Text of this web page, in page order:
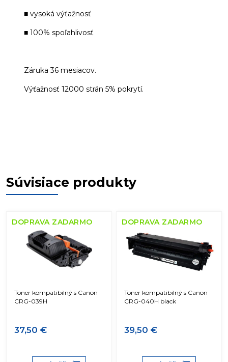
■ vysoká výťažnosť
■ 100% spoľahlivosť
Záruka 36 mesiacov.
Výťažnosť 12000 strán 5% pokrytí.
Súvisiace produkty
DOPRAVA ZADARMO
Toner kompatibilný s Canon
CRG-039H
37,50 €
DOPRAVA ZADARMO
Toner kompatibilný s Canon
CRG-040H black
39,50 €